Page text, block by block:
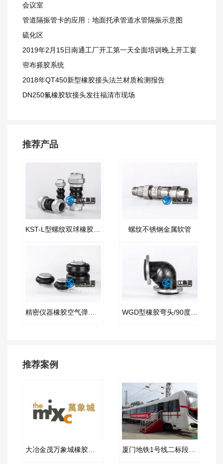
会议室
管道隔振管卡的应用：地面托承管道水管隔振示意图
硫化区
2019年2月15日南通工厂开工第一天全面培训晚上开工宴
帘布搽胶系统
2018年QT450新型橡胶接头法兰材质检测报告
DN250氟橡胶软接头发往福清市现场
推荐产品
螺纹不锈钢金属软管
推荐案例